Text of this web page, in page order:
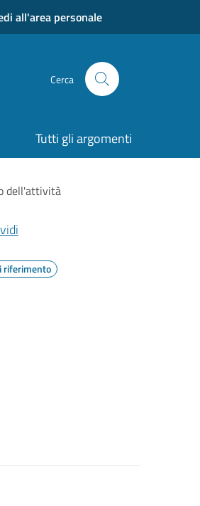
all'area personale
Cerca
Tutti gli argomenti
dell'attività
riferimento